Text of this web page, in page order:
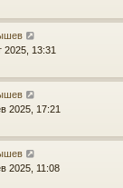
2025, 13:31
2025, 17:21
2025, 11:08